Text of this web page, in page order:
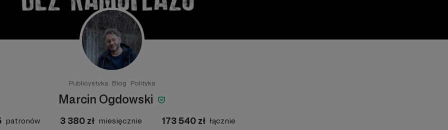
Publicystyka Blog Polityka
Marcin Ogdowski
patronów 3 380 zł miesięcznie 173 540 zł łącznie